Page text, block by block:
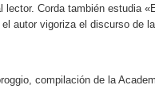
Corda también estudia
autor vigoriza el discurso de
compilación de la